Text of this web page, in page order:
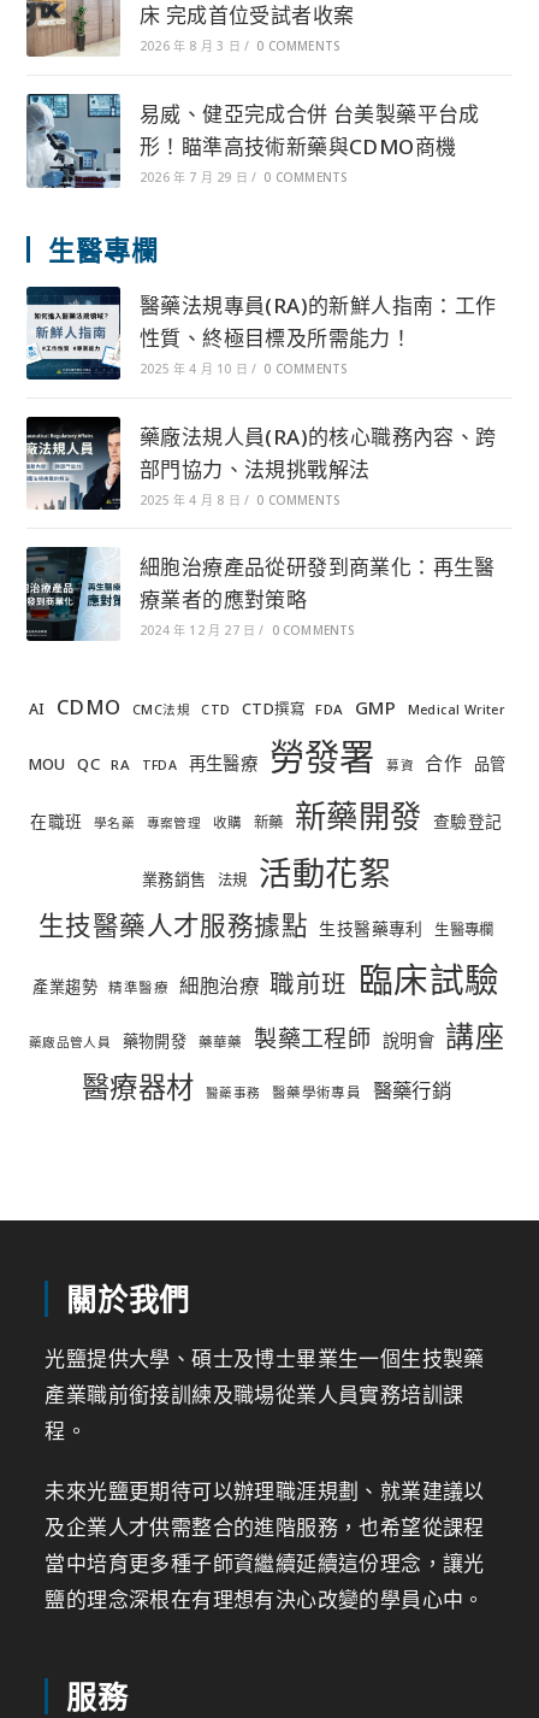
床 完成首位受試者收案
2026 年 8 月 3 日 / 0 COMMENTS
易威、健亞完成合併 台美製藥平台成
形！瞄準高技術新藥與CDMO商機
2026 年 7 月 29 日 / 0 COMMENTS
生醫專欄
醫藥法規專員(RA)的新鮮人指南：工作
性質、終極目標及所需能力！
2025 年 4 月 10 日 / 0 COMMENTS
藥廠法規人員(RA)的核心職務內容、跨
部門協力、法規挑戰解法
2025 年 4 月 8 日 / 0 COMMENTS
細胞治療產品從研發到商業化：再生醫
療業者的應對策略
2024 年 12 月 27 日 / 0 COMMENTS
AI CDMO CMC法規 CTD CTD撰寫 FDA GMP Medical Writer
MOU QC RA TFDA 再生醫療 勞發署 募資 合作 品管
在職班 學名藥 專案管理 收購 新藥 新藥開發 查驗登記
業務銷售 法規 活動花絮
生技醫藥人才服務據點 生技醫藥專利 生醫專欄
產業趨勢 精準醫療 細胞治療 職前班 臨床試驗
藥廠品管人員 藥物開發 藥華藥 製藥工程師 說明會 講座
醫療器材 醫藥事務 醫藥學術專員 醫藥行銷
關於我們
光鹽提供大學、碩士及博士畢業生一個生技製藥
產業職前銜接訓練及職場從業人員實務培訓課
程。
未來光鹽更期待可以辦理職涯規劃、就業建議以
及企業人才供需整合的進階服務，也希望從課程
當中培育更多種子師資繼續延續這份理念，讓光
鹽的理念深根在有理想有決心改變的學員心中。
服務